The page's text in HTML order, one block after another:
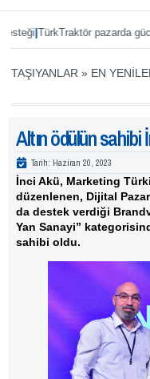
|TürkTraktör pazarda gücünü
TAŞIYANLAR » EN
Altın ödülün sahibi
Tarih: Haziran 20, 2023
İnci Akü, Marketing
düzenlenen, Dijital
da destek verdiği
Yan Sanayi”
sahibi oldu.